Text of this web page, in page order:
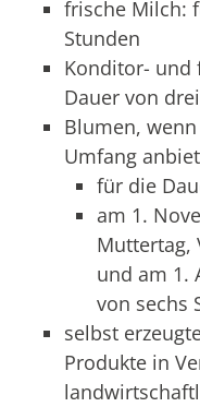
frische Milch:
Stunden
Konditor- und
Dauer von
Blumen,
Umfang
für die
am 1.
Muttertag,
und am 1.
von sechs
selbst
Produkte in